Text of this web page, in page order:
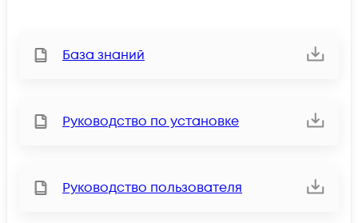
База знаний
Руководство по установке
Руководство пользователя